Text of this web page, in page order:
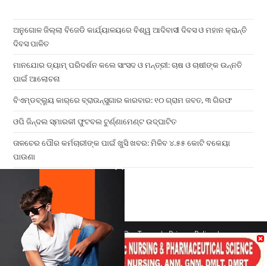
ଅନୁଗୋଳ ଜିଲ୍ଲା ବିଜେଡି କାର୍ଯ୍ୟାଳୟରେ ବିଶ୍ୱ ଆଦିବାସୀ ଦିବସ ଓ ମହାନ କ୍ରାନ୍ତି
ଦିବସ ପାଳିତ
ମାନଯୋର ଡ୍ୟାମ୍ ପରିଦର୍ଶନ କଲେ ସାଂସଦ ଓ ମନ୍ତ୍ରୀ: ଚାଷ ଓ ଚାଷୀଙ୍କ ଉନ୍ନତି
ପାଇଁ ଆଲୋଚନା
ବିଏମ୍‌ଡବ୍ଲ୍ୟୁ କାର୍‌ରେ ବ୍ରାଉନ୍‌ସୁଗାର କାରବାର: ୧୦ ଗ୍ରାମ ଜବତ, ୩ ଗିରଫ
ଓପି ଜିନ୍ଦଲ ସ୍ମାରକୀ ଫୁଟବଲ ଟୁର୍ଣ୍ଣାମେଣ୍ଟ ଉଦ୍ଘାଟିତ
ତାଳଚେର ପୌର କର୍ମଚାରୀଙ୍କ ପାଇଁ ଖୁସି ଖବର: ମିଳିବ ୪.୫୫ କୋଟି ବକେୟା
ପାଉଣା
Home Contact us Our Team
Privacy Policy
Terms & Conditions
×